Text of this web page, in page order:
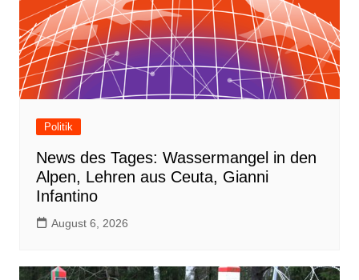
Politik
News des Tages: Wassermangel in den
Alpen, Lehren aus Ceuta, Gianni
Infantino
August 6, 2026